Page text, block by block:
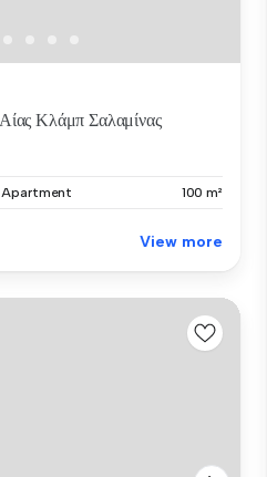
Αίας Κλάμπ Σαλαμίνας
Apartment 100 m²
View more